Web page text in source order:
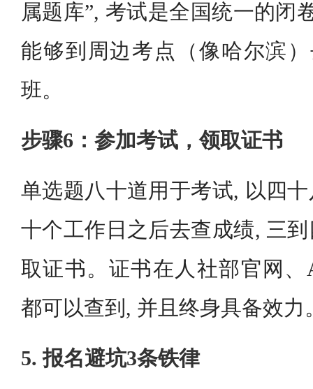
属题库”, 考试是全国统一的闭
能够到周边考点（像哈尔滨
班。
步骤6：参加考试，领取证书
单选题八十道用于考试, 以四
十个工作日之后去查成绩, 三
取证书。证书在人社部官网、
都可以查到, 并且终身具备效力
5. 报名避坑3条铁律